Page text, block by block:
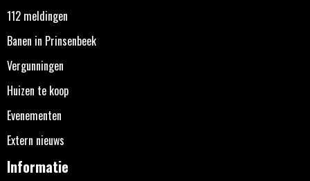
112 meldingen
Banen in Prinsenbeek
Vergunningen
Huizen te koop
Evenementen
Extern nieuws
Informatie